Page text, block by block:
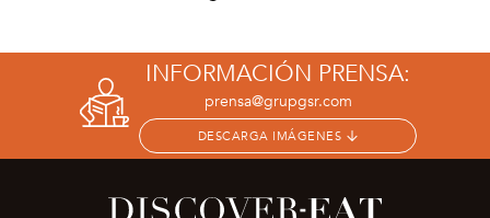
INFORMACIÓN PRENSA:
prensa@grupgsr.com
DESCARGA IMÁGENES